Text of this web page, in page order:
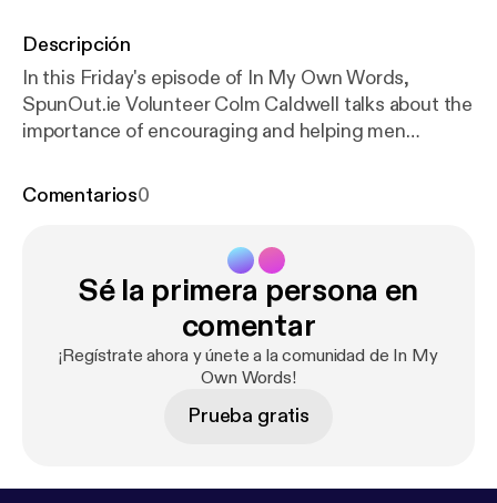
Descripción
In this Friday's episode of In My Own Words,
SpunOut.ie Volunteer Colm Caldwell talks about the
importance of encouraging and helping men
about what the negative consequences are when
Comentarios0
Sé la primera persona en
comentar
¡Regístrate ahora y únete a la comunidad de In My
Own Words!
Prueba gratis